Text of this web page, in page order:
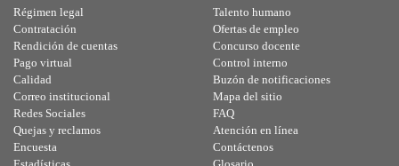
Régimen legal
Contratación
Rendición de cuentas
Pago virtual
Calidad
Talento humano
Ofertas de empleo
Concurso docente
Control interno
Buzón de notificaciones
Correo institucional
Redes Sociales
Quejas y reclamos
Encuesta
Mapa del sitio
FAQ
Atención en línea
Contáctenos